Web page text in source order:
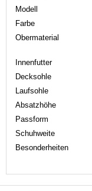
Modell
Farbe
Obermaterial
Innenfutter
Decksohle
Laufsohle
Absatzhöhe
Passform
Schuhweite
Besonderheiten